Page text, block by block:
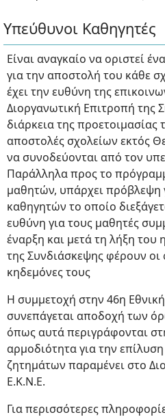
Υπεύθυνοι Καθηγητές
Είναι αναγκαίο να οριστεί
για την αποστολή του κάθε
έχει την ευθύνη της
Διοργανωτική Επιτροπή της
διάρκεια της
αποστολές σχολείων εκτός
να συνοδεύονται από τον
Παράλληλα προς το
μαθητών, υπάρχει πρόβλεψη
καθηγητών το οποίο
ευθύνη για τους μαθητές
έναρξη και μετά τη λήξη
της Συνδιάσκεψης φέρουν οι
κηδεμόνες τους
Η συμμετοχή στην 46η
συνεπάγεται αποδοχή των
όπως αυτά περιγράφονται
αρμοδιότητα για την
ζητημάτων παραμένει στο
Ε.Κ.Ν.Ε.
Για περισσότερες